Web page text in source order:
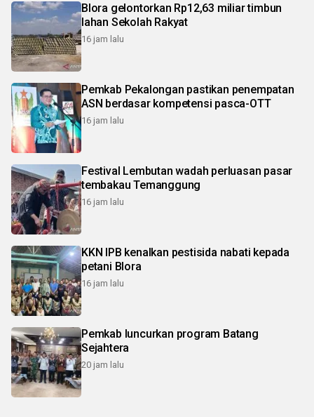
Blora gelontorkan Rp12,63 miliar timbun
lahan Sekolah Rakyat
16 jam lalu
Pemkab Pekalongan pastikan penempatan
ASN berdasar kompetensi pasca-OTT
16 jam lalu
Festival Lembutan wadah perluasan pasar
tembakau Temanggung
16 jam lalu
KKN IPB kenalkan pestisida nabati kepada
petani Blora
16 jam lalu
Pemkab luncurkan program Batang
Sejahtera
20 jam lalu